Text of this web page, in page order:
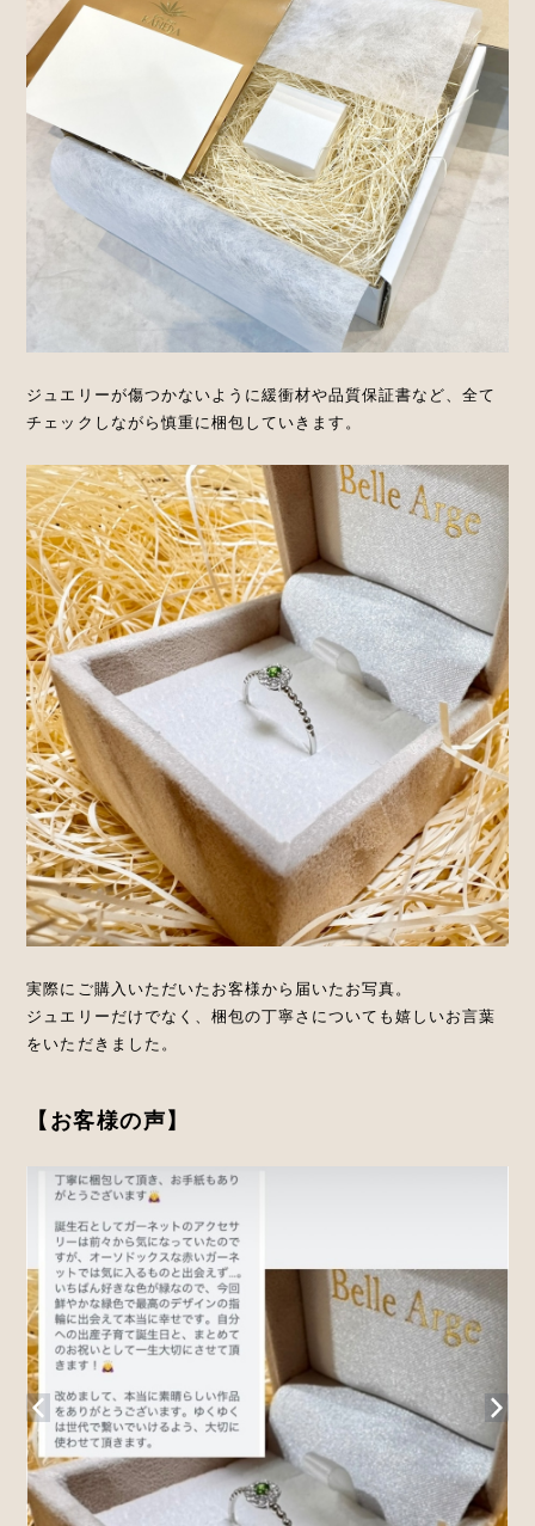
ジュエリーが傷つかないように緩衝材や品質保証書など、全て
チェックしながら慎重に梱包していきます。
実際にご購入いただいたお客様から届いたお写真。
ジュエリーだけでなく、梱包の丁寧さについても嬉しいお言葉
をいただきました。
【お客様の声】